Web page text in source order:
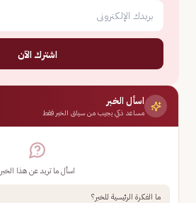
اشترك الآن
اسأل الخبر
مساعد ذكي يجيب من سياق الخبر فقط
اسأل ما تريد عن هذا الخبر
ما الفكرة الرئيسية للخبر؟